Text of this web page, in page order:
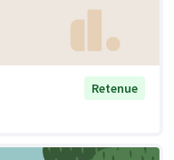
Retenue